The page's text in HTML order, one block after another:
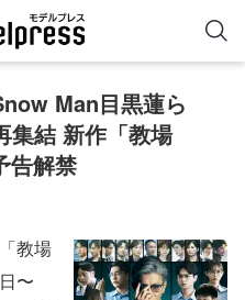
Man目黒蓮ら
集結 新作「教場
告解禁
教場
〜